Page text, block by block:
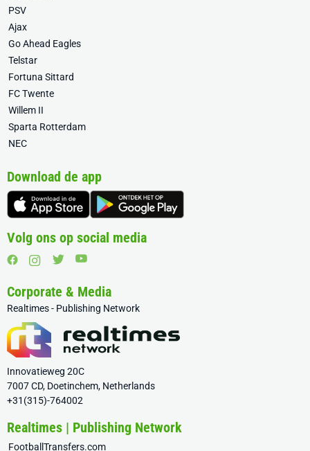
PSV
Ajax
Go Ahead Eagles
Telstar
Fortuna Sittard
FC Twente
Willem II
Sparta Rotterdam
NEC
Download de app
Volg ons op social media
Corporate & Media
Realtimes - Publishing Network
Innovatieweg 20C
7007 CD, Doetinchem, Netherlands
+31(315)-764002
Realtimes | Publishing Network
FootballTransfers.com